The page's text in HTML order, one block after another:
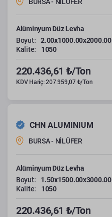
Alüminyum Düz Levha
Boyut:
2.00x1000.00x2000.00
Kalite:
1050
220.436,61 ₺/Ton
KDV Hariç: 207.959,07 ₺/Ton
CHN ALUMINIUM
BURSA - NİLÜFER
Alüminyum Düz Levha
Boyut:
1.50x1500.00x3000.00
Kalite:
1050
220.436,61 ₺/Ton